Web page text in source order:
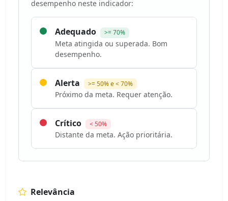
desempenho neste indicador:
Adequado >= 70%
Meta atingida ou superada. Bom
desempenho.
Alerta >= 50% e < 70%
Próximo da meta. Requer atenção.
Crítico < 50%
Distante da meta. Ação prioritária.
Relevância